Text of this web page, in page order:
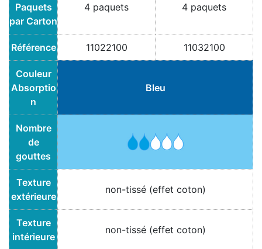
Paquets
par Carton
4 paquets 4 paquets
Référence 11022100 11032100
Couleur
Absorptio
n
Bleu
Nombre
de
gouttes
Texture
extérieure
non-tissé (effet coton)
Texture
intérieure
non-tissé (effet coton)